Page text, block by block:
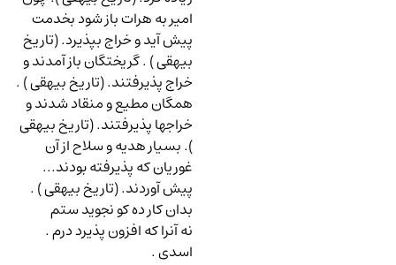
امیر به هرات باز شود بخدمت
پیش آید و خراج بپذیرد. (تاریخ
بیهقی ) . گریختگان باز آمدند و
خراج پذیرفتند. (تاریخ بیهقی ) .
همگان مطیع و منقاد شدند و
خراجها پذیرفتند. (تاریخ بیهقی
). بسیار هدیه و سلاح از آن
غوریان که پذیرفته بودند...
پیش آوردند. (تاریخ بیهقی ) .
بدان کار ده کو نجوید ستم
نه آنرا که افزون پذیرد درم .
اسدی .